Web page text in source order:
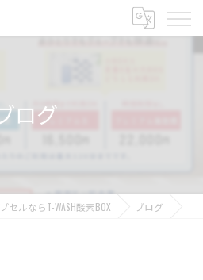
ログ
ルならT-WASH酸素BOX ブログ